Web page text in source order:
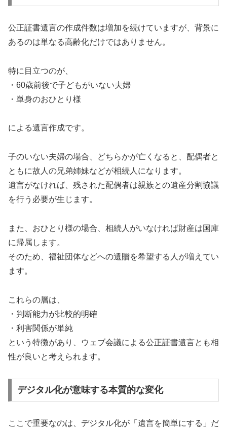
公正証書遺言の作成件数は増加を続けていますが、背景に
あるのは単なる高齢化だけではありません。
特に目立つのが、
・60歳前後で子どもがいない夫婦
・単身のおひとり様
による遺言作成です。
子のいない夫婦の場合、どちらかが亡くなると、配偶者と
ともに故人の兄弟姉妹などが相続人になります。
遺言がなければ、残された配偶者は親族との遺産分割協議
を行う必要が生じます。
また、おひとり様の場合、相続人がいなければ財産は国庫
に帰属します。
そのため、福祉団体などへの遺贈を希望する人が増えてい
ます。
これらの層は、
・判断能力が比較的明確
・利害関係が単純
という特徴があり、ウェブ会議による公正証書遺言とも相
性が良いと考えられます。
デジタル化が意味する本質的な変化
ここで重要なのは、デジタル化が「遺言を簡単にする」だ